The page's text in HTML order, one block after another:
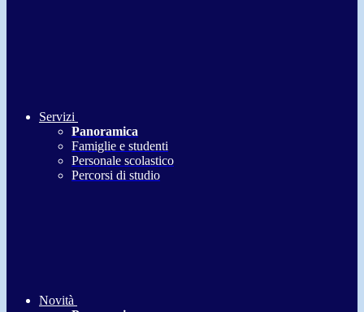
Servizi
Panoramica
Famiglie e studenti
Personale scolastico
Percorsi di studio
Novità